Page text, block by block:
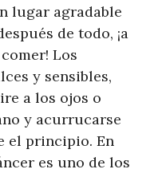
lugar agradable
de todo, ¡a
Los
y sensibles,
a los ojos o
y acurrucarse
el principio. En
es uno de los